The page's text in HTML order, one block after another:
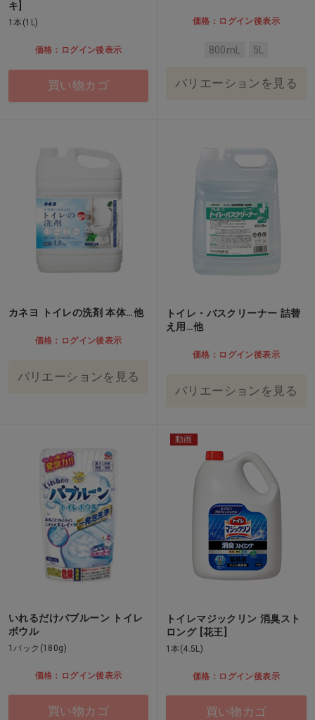
キ]
1本(1L)
価格：ログイン後表示
買い物カゴ
価格：ログイン後表示
800mL 5L
バリエーションを見る
カネヨ トイレの洗剤 本体…他
価格：ログイン後表示
バリエーションを見る
トイレ・バスクリーナー 詰替
え用…他
価格：ログイン後表示
バリエーションを見る
いれるだけバブルーン トイレ
ボウル
1パック(180g)
価格：ログイン後表示
買い物カゴ
動画
トイレマジックリン 消臭スト
ロング [花王]
1本(4.5L)
価格：ログイン後表示
買い物カゴ